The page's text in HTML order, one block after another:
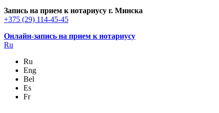
Запись на прием к нотариусу г. Минска
+375 (29) 114-45-45
Онлайн-запись на прием к нотариусу
Ru
Ru
Eng
Bel
Es
Fr